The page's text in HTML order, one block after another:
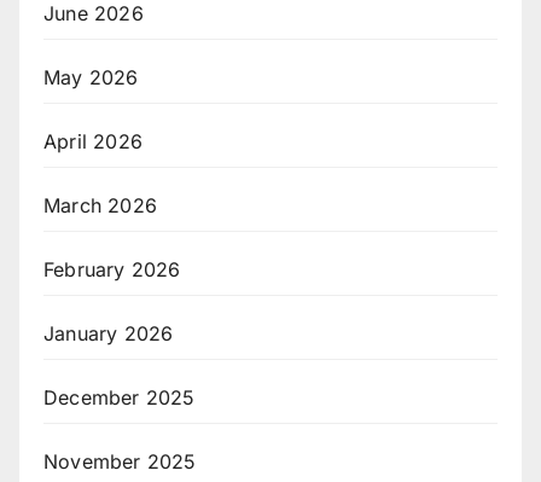
June 2026
May 2026
April 2026
March 2026
February 2026
January 2026
December 2025
November 2025